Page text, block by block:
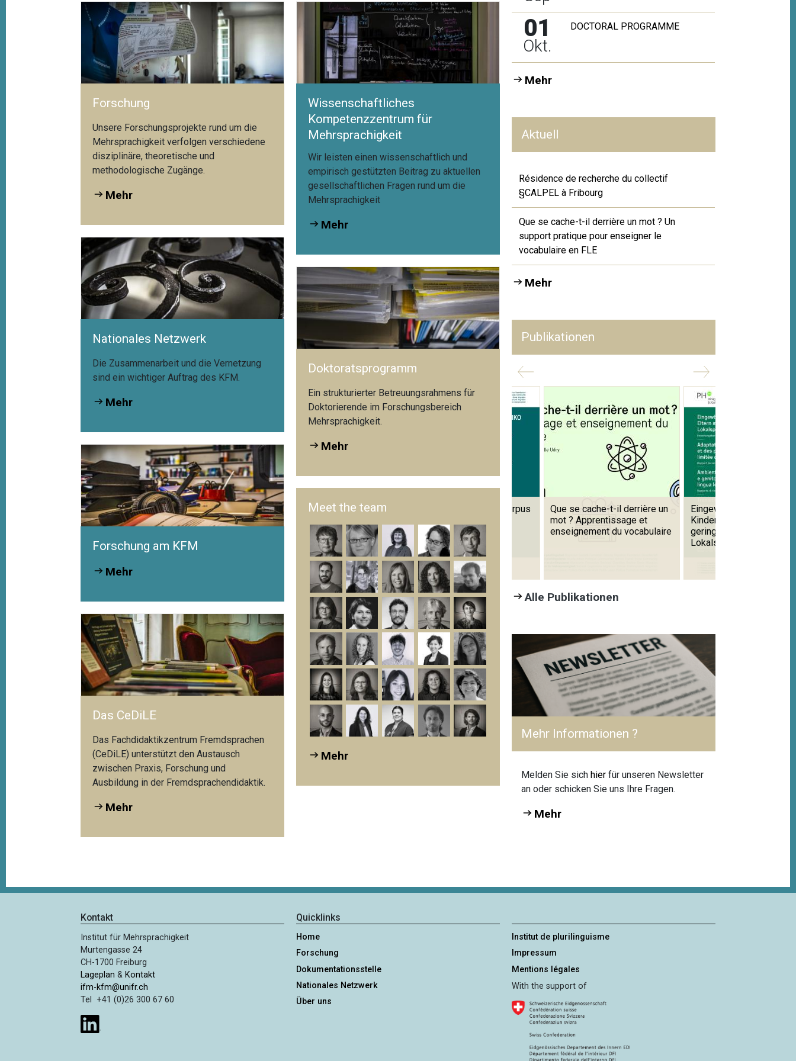
Forschung
Unsere Forschungsprojekte rund um die
Mehrsprachigkeit verfolgen verschiedene
disziplinäre, theoretische und
methodologische Zugänge.
Mehr
Nationales Netzwerk
Die Zusammenarbeit und die Vernetzung
sind ein wichtiger Auftrag des KFM.
Mehr
Forschung am KFM
Mehr
Das CeDiLE
Das Fachdidaktikzentrum Fremdsprachen
(CeDiLE) unterstützt den Austausch
zwischen Praxis, Forschung und
Ausbildung in der Fremdsprachendidaktik.
Mehr
Wissenschaftliches
Kompetenzzentrum für
Mehrsprachigkeit
Wir leisten einen wissenschaftlich und
empirisch gestützten Beitrag zu aktuellen
gesellschaftlichen Fragen rund um die
Mehrsprachigkeit
Mehr
Doktoratsprogramm
Ein strukturierter Betreuungsrahmens für
Doktorierende im Forschungsbereich
Mehr­sprachigkeit.
Mehr
Meet the team
Mehr
01
Okt.
DOCTORAL PROGRAMME
Mehr
Aktuell
Résidence de recherche du collectif
§CALPEL à Fribourg
Que se cache-t-il derrière un mot ? Un
support pratique pour enseigner le
vocabulaire en FLE
Mehr
Publikationen
Mesurer la valeur du
plurilinguisme suisse
Formative Beurteilung des
Sprechens im DaF-Unterricht:
Praktiken und
Überzeugungen von
Lehrpersonen der...
Das Schweizer Lernerkorpus
Que se cache-t-il derrière un
mot ? Apprentissage et
enseignement du vocabulaire
Eingewöhnung in Kitas
Kindern und Eltern mit
geringen Kenntnissen der
Lokalsprache
Alle Publikationen
Mehr Informationen ?
Melden Sie sich hier für unseren Newsletter
an oder schicken Sie uns Ihre Fragen.
Mehr
Kontakt
Institut für Mehrsprachigkeit
Murtengasse 24
CH-1700 Freiburg
Lageplan & Kontakt
ifm-kfm@unifr.ch
Tel +41 (0)26 300 67 60
Quicklinks
Home
Forschung
Dokumentationsstelle
Nationales Netzwerk
Über uns
Institut de plurilinguisme
Impressum
Mentions légales
With the support of